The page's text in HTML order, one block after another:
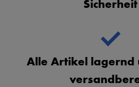
Sicherheit
Alle Artikel lagernd